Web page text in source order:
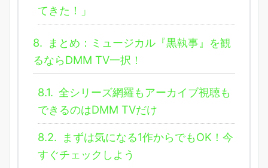
てきた！」
8.
まとめ：ミュージカル『黒執事』を観
るならDMM TV一択！
8.1. 全シリーズ網羅もアーカイブ視聴も
できるのはDMM TVだけ
8.2.
まずは気になる1作からでもOK！今
すぐチェックしよう